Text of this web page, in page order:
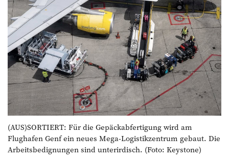
(AUS)SORTIERT: Für die Gepäckabfertigung wird am
Flughafen Genf ein neues Mega-Logistikzentrum gebaut. Die
Arbeitsbedignungen sind unterirdisch. (Foto: Keystone)